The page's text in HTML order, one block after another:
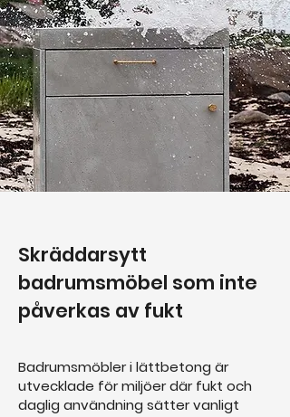
Skräddarsytt
badrumsmöbel som inte
påverkas av fukt
Badrumsmöbler i lättbetong är
utvecklade för miljöer där fukt och
daglig användning sätter vanligt